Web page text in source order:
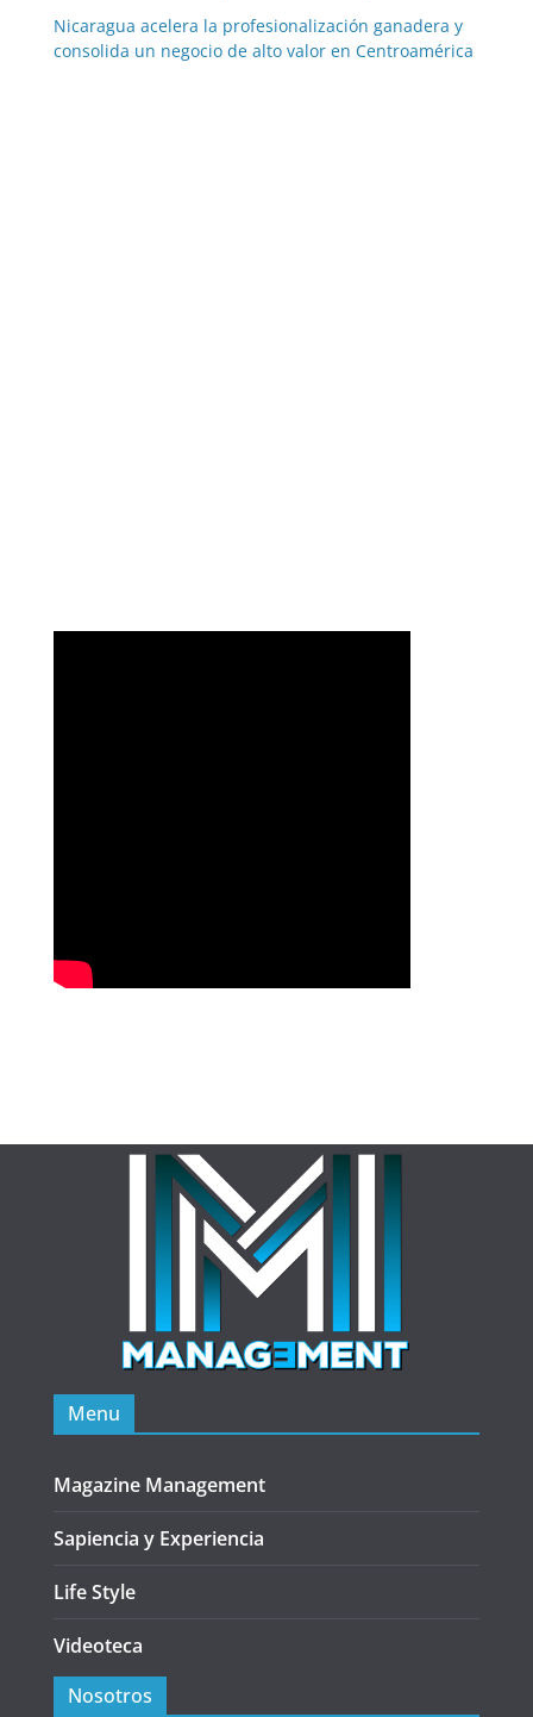
Nicaragua acelera la profesionalización ganadera y
consolida un negocio de alto valor en Centroamérica
Menu
Magazine Management
Sapiencia y Experiencia
Life Style
Videoteca
Nosotros